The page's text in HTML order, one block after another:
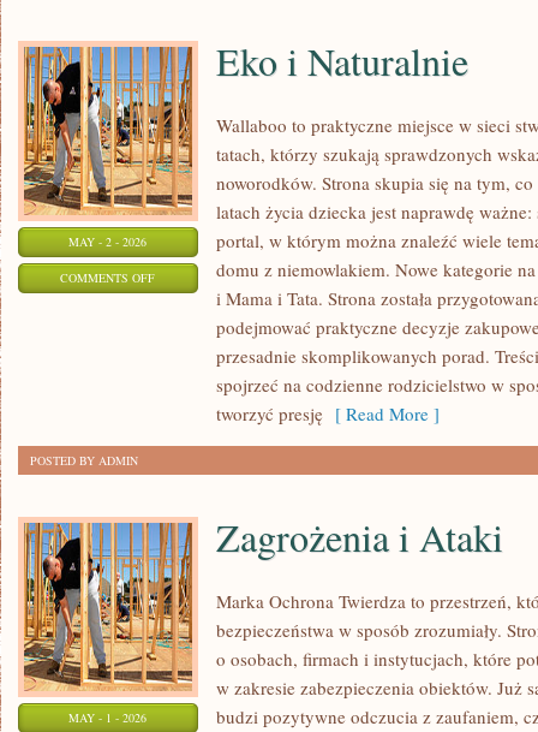
MAY - 2 - 2026
COMMENTS OFFON
NATURALNIE
Eko i Naturalnie
Wallaboo to praktyczne miejsce w sieci
tatach, którzy szukają sprawdzonych
noworodków. Strona skupia się na tym,
latach życia dziecka jest naprawdę
portal, w którym można znaleźć wiele
domu z niemowlakiem. Nowe kategorie
i Mama i Tata. Strona została
podejmować praktyczne decyzje
przesadnie skomplikowanych porad.
spojrzeć na codzienne rodzicielstwo w
tworzyć presję [ Read More ]
POSTED BY ADMIN
MAY - 1 - 2026
Zagrożenia i Ataki
Marka Ochrona Twierdza to przestrzeń,
bezpieczeństwa w sposób zrozumiały.
o osobach, firmach i instytucjach, które
w zakresie zabezpieczenia obiektów. Już
budzi pozytywne odczucia z zaufaniem,